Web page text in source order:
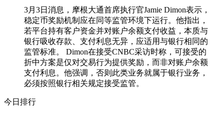
3月3日消息，摩根大通首席执行官Jamie Dimon表示，
稳定币奖励机制应在同等监管环境下运行。他指出，
若平台持有客户资金并对账户余额支付收益，本质与
银行吸收存款、支付利息无异，应适用与银行相同的
监管标准。 Dimon在接受CNBC采访时称，可接受的
折中方案是仅对交易行为提供奖励，而非对账户余额
支付利息。他强调，否则此类业务就属于银行业务，
必须按照银行相关规定接受监管。
今日排行